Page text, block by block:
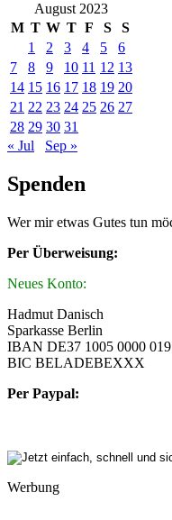
August 2023
M T W T F S
S
1
2 3 4 5
6
7
8 9 10 11 12 13
14 15 16 17 18 19 20
21 22 23 24 25 26 27
28 29 30 31
« Jul
Sep »
Spenden
Wer mir etwas Gutes tun
Per Überweisung:
Neues Konto:
Hadmut Danisch
Sparkasse Berlin
IBAN DE37 1005 0000
BIC BELADEBEXXX
Per Paypal:
Werbung